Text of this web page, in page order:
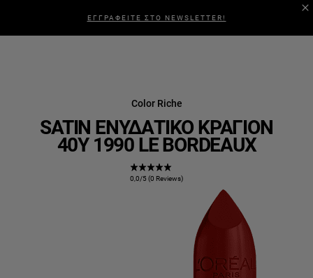
ΕΓΓΡΑΦΕΙΤΕ ΣΤΟ NEWSLETTER!
Color Riche
SATIN ΕΝΥΔΑΤΙΚΌ ΚΡΑΓΙΌΝ
40Y 1990 LE BORDEAUX
0,0/5 (0 Reviews)